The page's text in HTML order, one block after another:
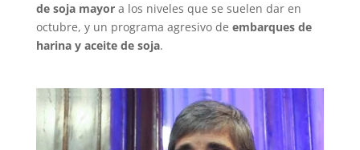
de soja mayora los niveles que se suelen dar en
octubre, y un programa agresivo de embarques de
harina y aceite de soja.